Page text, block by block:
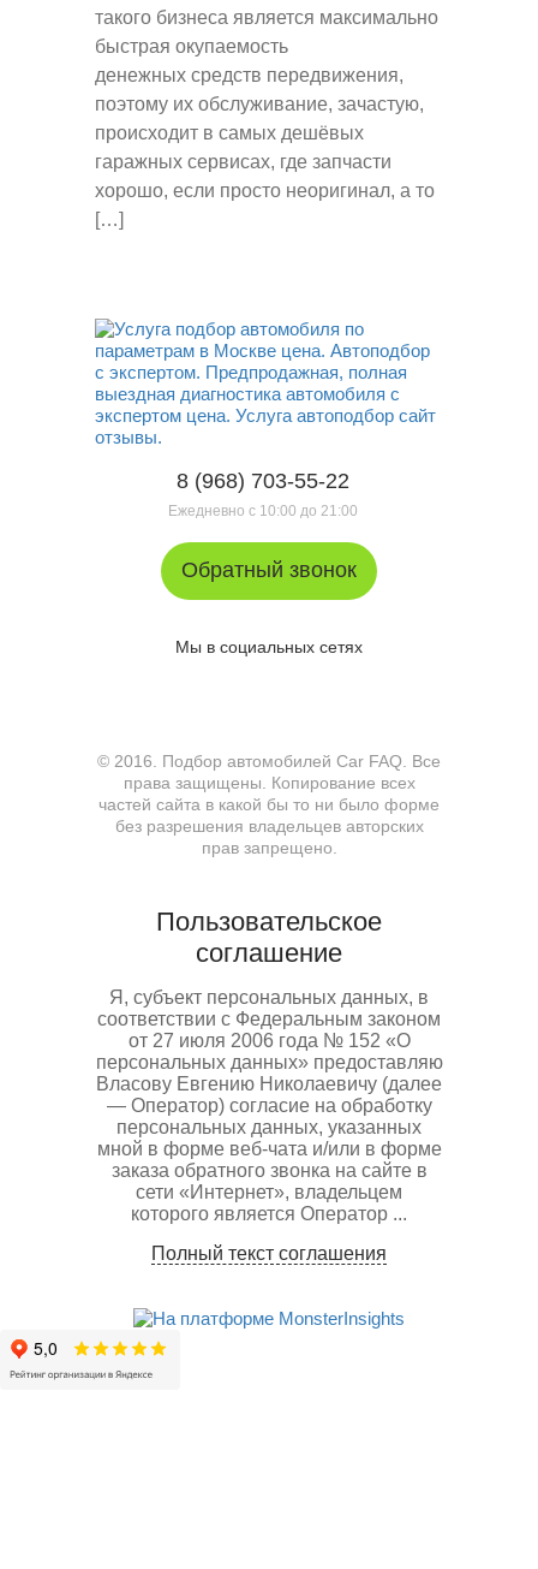
такого бизнеса является максимально
быстрая окупаемость
денежных средств передвижения,
поэтому их обслуживание, зачастую,
происходит в самых дешёвых
гаражных сервисах, где запчасти
хорошо, если просто неоригинал, а то
[…]
8 (968) 703-55-22
Ежедневно с 10:00 до 21:00
Обратный звонок
Мы в социальных сетях
© 2016. Подбор автомобилей Car FAQ. Все
права защищены.
Копирование всех
частей сайта в какой бы то ни было форме
без разрешения владельцев авторских
прав запрещено.
Пользовательское
соглашение
Я, субъект персональных данных, в
соответствии с Федеральным законом
от 27 июля 2006 года № 152 «О
персональных данных» предоставляю
Власову Евгению Николаевичу (далее
— Оператор) согласие на обработку
персональных данных, указанных
мной в форме веб-чата и/или в форме
заказа обратного звонка на сайте в
сети «Интернет», владельцем
которого является Оператор ...
Полный текст соглашения